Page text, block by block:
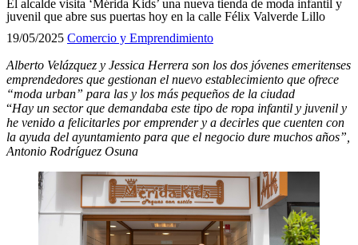
El alcalde visita ‘Mérida Kids’ una nueva tienda de moda infantil y
juvenil que abre sus puertas hoy en la calle Félix Valverde Lillo
19/05/2025 Comercio y Emprendimiento
Alberto Velázquez y Jessica Herrera son los dos jóvenes emeritenses
emprendedores que gestionan el nuevo establecimiento que ofrece
“moda urban” para las y los más pequeños de la ciudad
“Hay un sector que demandaba este tipo de ropa infantil y juvenil y
he venido a felicitarles por emprender y a decirles que cuenten con
la ayuda del ayuntamiento para que el negocio dure muchos años”,
Antonio Rodríguez Osuna